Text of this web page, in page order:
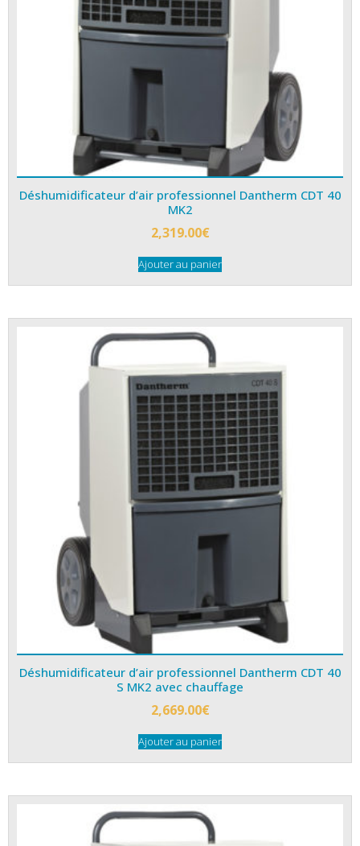
Déshumidificateur d’air professionnel Dantherm CDT 40
MK2
2,319.00€
Ajouter au panier
Déshumidificateur d’air professionnel Dantherm CDT 40
S MK2 avec chauffage
2,669.00€
Ajouter au panier